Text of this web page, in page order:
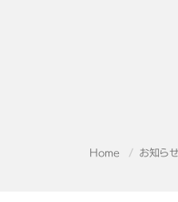
Home お知らせ